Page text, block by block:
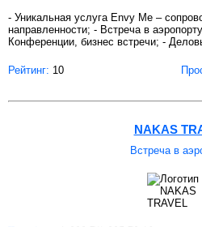
- Уникальная услуга Envy Me –
направленности; - Встреча в
Конференции, бизнес встречи; -
Рейтинг: 10
NAKAS
Встреча в